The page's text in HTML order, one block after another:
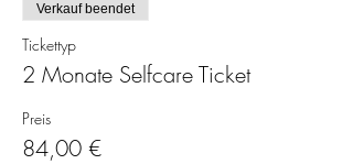
Verkauf beendet
Tickettyp
2 Monate Selfcare Ticket
Preis
84,00 €